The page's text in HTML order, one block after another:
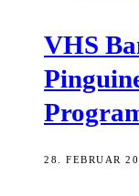
VHS
28. FEBRUAR